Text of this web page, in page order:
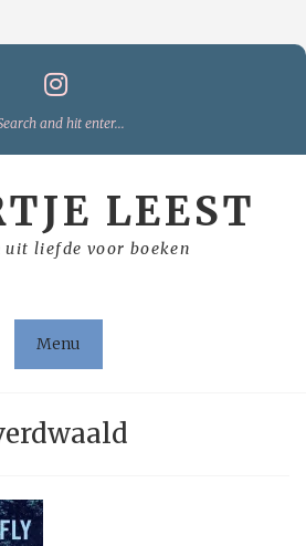
LEEST
uit liefde voor boeken
Menu